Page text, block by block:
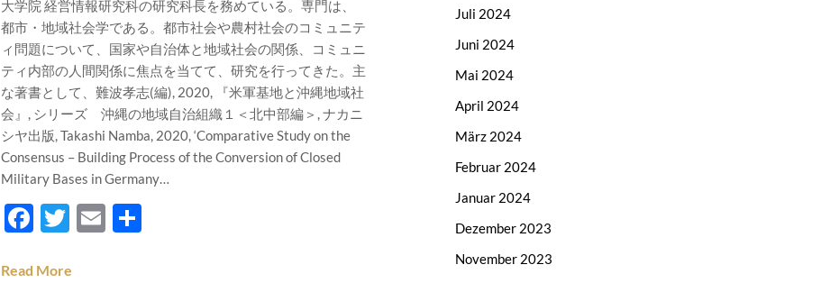
大学院 経営情報研究科の研究科長を務めている。専門は、
都市・地域社会学である。都市社会や農村社会のコミュニテ
ィ問題について、国家や自治体と地域社会の関係、コミュニ
ティ内部の人間関係に焦点を当てて、研究を行ってきた。主
な著書として、難波孝志(編), 2020, 『米軍基地と沖縄地域社
会』, シリーズ 沖縄の地域自治組織１＜北中部編＞, ナカニ
シヤ出版, Takashi Namba, 2020, ‘Comparative Study on the
Consensus – Building Process of the Conversion of Closed
Military Bases in Germany…
Facebook
Twitter
EmailTeilen
Read More
Juli 2024
Juni 2024
Mai 2024
April 2024
März 2024
Februar 2024
Januar 2024
Dezember 2023
November 2023